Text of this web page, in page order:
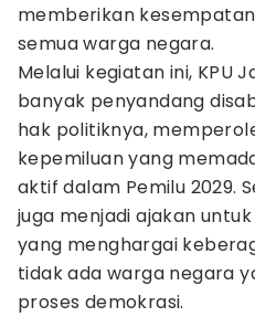
memberikan
semua warga negara.
Melalui kegiatan ini, KPU
banyak penyandang
hak politiknya,
kepemiluan yang
aktif dalam Pemilu 2029.
juga menjadi ajakan
yang menghargai
tidak ada warga negara
proses demokrasi.